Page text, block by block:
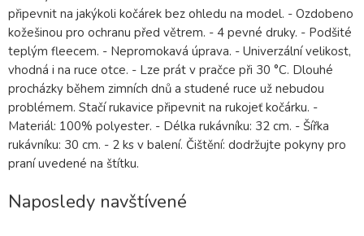
připevnit na jakýkoli kočárek bez ohledu na model. - Ozdobeno
kožešinou pro ochranu před větrem. - 4 pevné druky. - Podšité
teplým fleecem. - Nepromokavá úprava. - Univerzální velikost,
vhodná i na ruce otce. - Lze prát v pračce při 30 °C. Dlouhé
procházky během zimních dnů a studené ruce už nebudou
problémem. Stačí rukavice připevnit na rukojeť kočárku. -
Materiál: 100% polyester. - Délka rukávníku: 32 cm. - Šířka
rukávníku: 30 cm. - 2 ks v balení. Čištění: dodržujte pokyny pro
praní uvedené na štítku.
Naposledy navštívené